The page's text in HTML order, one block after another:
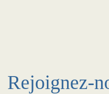
Rejoignez-